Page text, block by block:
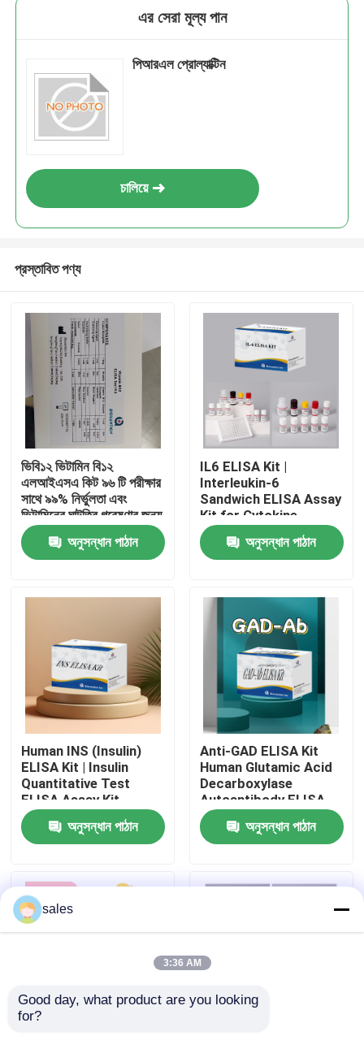
পণ্য
এর সেরা মূল্য পান
পিআরএল প্রোল্যাক্টিন
চালিয়ে
প্রস্তাবিত পণ্য
ভিবি১২ ভিটামিন বি১২
এলআইএসএ কিট ৯৬ টি পরীক্ষার
সাথে ৯৯% নির্ভুলতা এবং
ভিটামিনের ঘাটতির গবেষণার জন্য
১ ঘন্টা পরীক্ষার সময়
অনুসন্ধান পাঠান
IL6 ELISA Kit |
Interleukin-6
Sandwich ELISA Assay
Kit for Cytokine
Quantitative Detection
in Biological Samples,
Serum, Plasma, Cell
অনুসন্ধান পাঠান
Human INS (Insulin)
ELISA Kit | Insulin
Quantitative Test
ELISA Assay Kit,
Sandwich ELISA For
Serum Plasma 96
Tests Laboratory
অনুসন্ধান পাঠান
Anti-GAD ELISA Kit
Human Glutamic Acid
Decarboxylase
Autoantibody ELISA
KiT GAD-Ab / GAD65
Autoantibody Enzyme
Linked
Test Kit
অনুসন্ধান পাঠান
sales
3:36 AM
Good day, what product are you looking
for?